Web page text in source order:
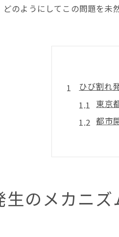
のようにしてこの問題を未
ひび割れ
東京
都市
環
交通
都
都市のイ
生のメカニ